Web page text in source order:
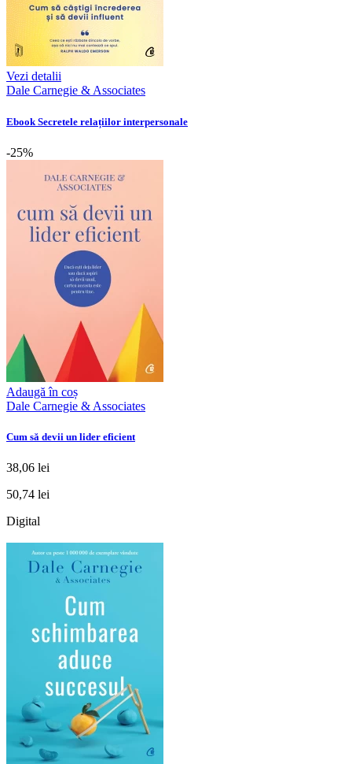
Vezi detalii
Dale Carnegie & Associates
Ebook Secretele relațiilor interpersonale
-25%
Adaugă în coș
Dale Carnegie & Associates
Cum să devii un lider eficient
38,06 lei
50,74 lei
Digital